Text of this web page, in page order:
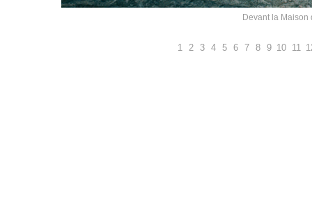
Devant la Maison
1 2 3 4 5 6 7 8 9 10 11